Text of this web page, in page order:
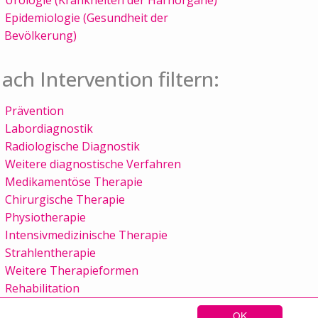
OK
Epidemiologie (Gesundheit der
Bevölkerung)
Intervention filtern:
Prävention
Labordiagnostik
Radiologische Diagnostik
Weitere diagnostische Verfahren
Medikamentöse Therapie
Chirurgische Therapie
Physiotherapie
Intensivmedizinische Therapie
Strahlentherapie
Weitere Therapieformen
Rehabilitation